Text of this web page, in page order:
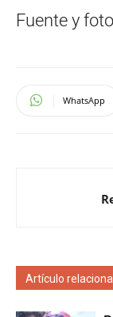
Fuente y
WhatsApp
Artículo